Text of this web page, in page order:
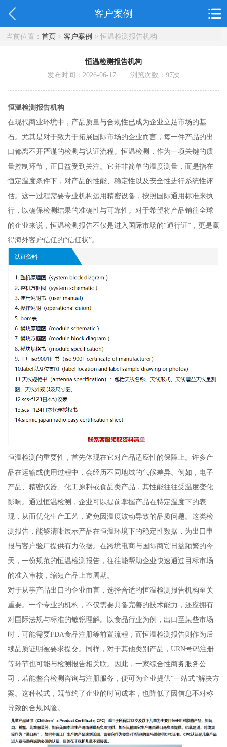
客户案例
当前位置： 首页> 客户案例 > 恒温检测报告机构
恒温检测报告机构
发布时间：2026-06-17 浏览次数： 97次
恒温检测报告机构
在现代商业环境中，产品质量与合规性已成为企业立足市场的基
石。尤其是对于致力于拓展国际市场的企业而言，每一件产品的出
口都离不开严谨的检测与认证流程。恒温检测，作为一项关键的质
量控制环节，正日益受到关注。它并非简单的温度测量，而是指在
恒定温度条件下，对产品的性能、稳定性以及安全性进行系统性评
估。这一过程需要专业机构运用精密设备，按照国际通用标准来执
行，以确保检测结果的准确性与可靠性。对于希望将产品销往全球
的企业来说，恒温检测报告不仅是进入国际市场的“通行证”，更是赢
得海外客户信任的“信任状”。
恒温检测的重要性，首先体现在它对产品适应性的保障上。许多产
品在运输或使用过程中，会经历不同地域的气候差异。例如，电子
产品、精密仪器、化工原料或食品类产品，其性能往往受温度变化
影响。通过恒温检测，企业可以提前掌握产品在特定温度下的表
现，从而优化生产工艺，避免因温度波动导致的品质问题。这类检
测报告，能够清晰展示产品在恒温环境下的稳定性数据，为出口申
报与客户验厂提供有力依据。在跨境电商与国际商贸日益频繁的今
天，一份规范的恒温检测报告，往往能帮助企业快速通过目标市场
的准入审核，缩短产品上市周期。
对于从事产品出口的企业而言，选择合适的恒温检测报告机构至关
重要。一个专业的机构，不仅需要具备完善的技术能力，还应拥有
对国际法规与标准的敏锐理解。以食品行业为例，出口至某些市场
时，可能需要FDA食品注册等前置流程，而恒温检测报告则作为后
续品质证明被要求提交。同样，对于其他类别产品，URN号码注册
等环节也可能与检测报告相关联。因此，一家综合性商务服务公
司，若能整合检测咨询与注册服务，便可为企业提供“一站式”解决方
案。这种模式，既节约了企业的时间成本，也降低了因信息不对称
导致的合规风险。